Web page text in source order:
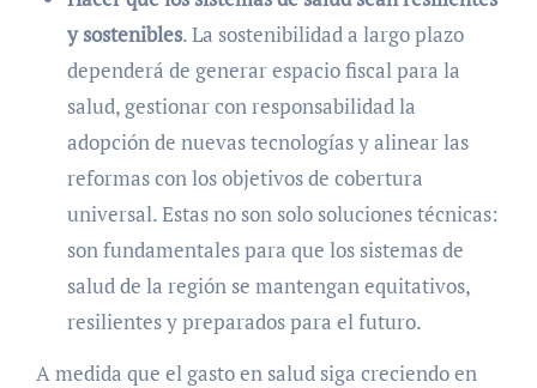
y sostenibles. La sostenibilidad a largo plazo
dependerá de generar espacio fiscal para la
salud, gestionar con responsabilidad la
adopción de nuevas tecnologías y alinear las
reformas con los objetivos de cobertura
universal. Estas no son solo soluciones técnicas:
son fundamentales para que los sistemas de
salud de la región se mantengan equitativos,
resilientes y preparados para el futuro.
A medida que el gasto en salud siga creciendo en